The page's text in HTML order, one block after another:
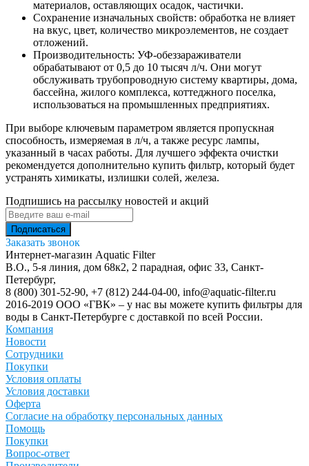
материалов, оставляющих осадок, частички.
Сохранение изначальных свойств: обработка не влияет
на вкус, цвет, количество микроэлементов, не создает
отложений.
Производительность: УФ-обеззараживатели
обрабатывают от 0,5 до 10 тысяч л/ч. Они могут
обслуживать трубопроводную систему квартиры, дома,
бассейна, жилого комплекса, коттеджного поселка,
использоваться на промышленных предприятиях.
При выборе ключевым параметром является пропускная
способность, измеряемая в л/ч, а также ресурс лампы,
указанный в часах работы. Для лучшего эффекта очистки
рекомендуется дополнительно купить фильтр, который будет
устранять химикаты, излишки солей, железа.
Подпишись на рассылку новостей и акций
Заказать звонок
Интернет-магазин Aquatic Filter
В.О., 5-я линия, дом 68к2, 2 парадная, офис 33, Санкт-
Петербург,
8 (800) 301-52-90, +7 (812) 244-04-00, info@aquatic-filter.ru
2016-2019 ООО «ГВК» – у нас вы можете купить фильтры для
воды в Санкт-Петербурге с доставкой по всей России.
Компания
Новости
Сотрудники
Покупки
Условия оплаты
Условия доставки
Оферта
Согласие на обработку персональных данных
Помощь
Покупки
Вопрос-ответ